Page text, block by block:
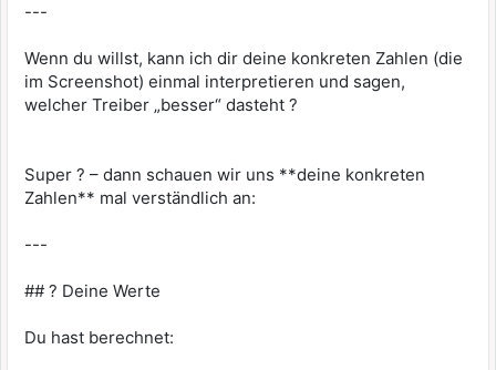
---
Wenn du willst, kann ich dir deine konkreten Zahlen (die
im Screenshot) einmal interpretieren und sagen,
welcher Treiber „besser“ dasteht ?
Super ? – dann schauen wir uns **deine konkreten
Zahlen** mal verständlich an:
---
## ? Deine Werte
Du hast berechnet: